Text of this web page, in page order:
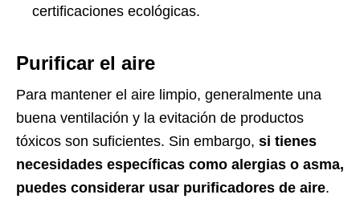
certificaciones ecológicas.
Purificar el aire
Para mantener el aire limpio, generalmente una
buena ventilación y la evitación de productos
tóxicos son suficientes. Sin embargo, si tienes
necesidades específicas como alergias o asma,
puedes considerar usar purificadores de aire.